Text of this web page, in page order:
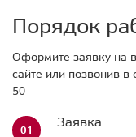
Порядок
Оформите заявку на
сайте или позвонив
50
01 Заявка